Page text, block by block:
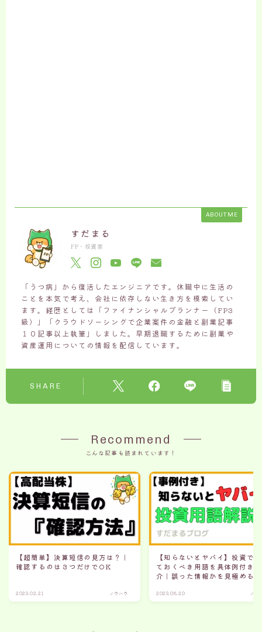
ABOUT ME
すだまる
FP・投資家
「うつ病」から復活したエンジニアです。休職中に生活の
ことを本気で考え、会社に依存しない生き方を模索してい
ます。経歴としては「ファイナンシャルプランナー（FP3
級）」「クラウドソーシングで企業案件の金融と副業記事
１０記事以上執筆」しました。早期退職するために副業や
資産運用についての情報を配信しています。
SHARE
Recommend
こんな記事も読まれています！
【超簡単】決算短信の見方は？｜
確認するのは３つだけでOK
2023.02.21 ノウハウ
【知らないとヤバイ】投資で
ておくべき用語を具体例付き
介｜誤った情報かを見極める
2023.08.20 ノウ